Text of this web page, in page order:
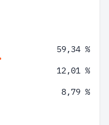
59,34 %
12,01 %
8,79 %